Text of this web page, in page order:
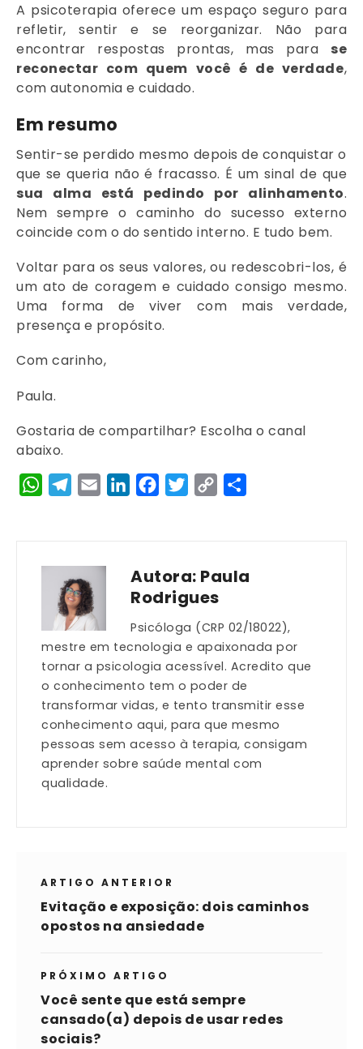
A psicoterapia oferece um espaço seguro para
refletir, sentir e se reorganizar. Não para
encontrar respostas prontas, mas para se
reconectar com quem você é de verdade,
com autonomia e cuidado.
Em resumo
Sentir-se perdido mesmo depois de conquistar o
que se queria não é fracasso. É um sinal de que
sua alma está pedindo por alinhamento.
Nem sempre o caminho do sucesso externo
coincide com o do sentido interno. E tudo bem.
Voltar para os seus valores, ou redescobri-los, é
um ato de coragem e cuidado consigo mesmo.
Uma forma de viver com mais verdade,
presença e propósito.
Com carinho,
Paula.
Gostaria de compartilhar? Escolha o canal
abaixo.
WhatsApp
Telegram
Email LinkedInFacebookTwitter
Copy
Autora: Paula
Rodrigues
Psicóloga (CRP 02/18022),
mestre em tecnologia e apaixonada por
tornar a psicologia acessível. Acredito que
o conhecimento tem o poder de
transformar vidas, e tento transmitir esse
conhecimento aqui, para que mesmo
pessoas sem acesso à terapia, consigam
aprender sobre saúde mental com
qualidade.
ARTIGO ANTERIOR
Evitação e exposição: dois caminhos
opostos na ansiedade
PRÓXIMO ARTIGO
Você sente que está sempre
cansado(a) depois de usar redes
sociais?